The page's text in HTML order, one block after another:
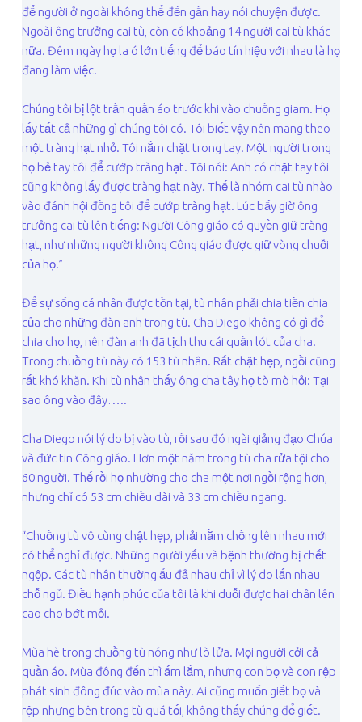
để người ở ngoài không thể đến gần hay nói chuyện được.
Ngoài ông trưởng cai tù, còn có khoảng 14 người cai tù khác
nữa. Đêm ngày họ la ó lớn tiếng để báo tín hiệu với nhau là họ
đang làm việc.
Chúng tôi bị lột trần quần áo trước khi vào chuồng giam. Họ
lấy tất cả những gì chúng tôi có. Tôi biết vậy nên mang theo
một tràng hạt nhỏ. Tôi nắm chặt trong tay. Một người trong
họ bẻ tay tôi để cướp tràng hạt. Tôi nói: Anh có chặt tay tôi
cũng không lấy được tràng hạt này. Thế là nhóm cai tù nhào
vào đánh hội đồng tôi để cướp tràng hạt. Lúc bấy giờ ông
trưởng cai tù lên tiếng: Người Công giáo có quyền giữ tràng
hạt, như những người không Công giáo được giữ vòng chuỗi
của họ.”
Để sự sống cá nhân được tồn tại, tù nhân phải chia tiền chia
của cho những đàn anh trong tù. Cha Diego không có gì để
chia cho họ, nên đàn anh đã tịch thu cái quần lót của cha.
Trong chuồng tù này có 153 tù nhân. Rất chật hẹp, ngồi cũng
rất khó khăn. Khi tù nhân thấy ông cha tây họ tò mò hỏi: Tại
sao ông vào đây…..
Cha Diego nói lý do bị vào tù, rồi sau đó ngài giảng đạo Chúa
và đức tin Công giáo. Hơn một năm trong tù cha rửa tội cho
60 người. Thế rồi họ nhường cho cha một nơi ngồi rộng hơn,
nhưng chỉ có 53 cm chiều dài và 33 cm chiều ngang.
“Chuồng tù vô cùng chật hẹp, phải nằm chồng lên nhau mới
có thể nghỉ được. Những người yếu và bệnh thường bị chết
ngộp. Các tù nhân thường ẩu đả nhau chỉ vì lý do lấn nhau
chỗ ngủ. Điều hạnh phúc của tôi là khi duỗi được hai chân lên
cao cho bớt mỏi.
Mùa hè trong chuồng tù nóng như lò lửa. Mọi người cởi cả
quần áo. Mùa đông đến thì ấm lắm, nhưng con bọ và con rệp
phát sinh đông đúc vào mùa này. Ai cũng muốn giết bọ và
rệp nhưng bên trong tù quá tối, không thấy chúng để giết.